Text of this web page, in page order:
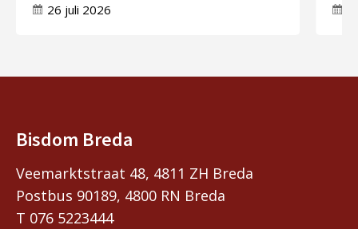
26 juli 2026
Bisdom Breda
Veemarktstraat 48, 4811 ZH Breda
Postbus 90189, 4800 RN Breda
T 076 5223444